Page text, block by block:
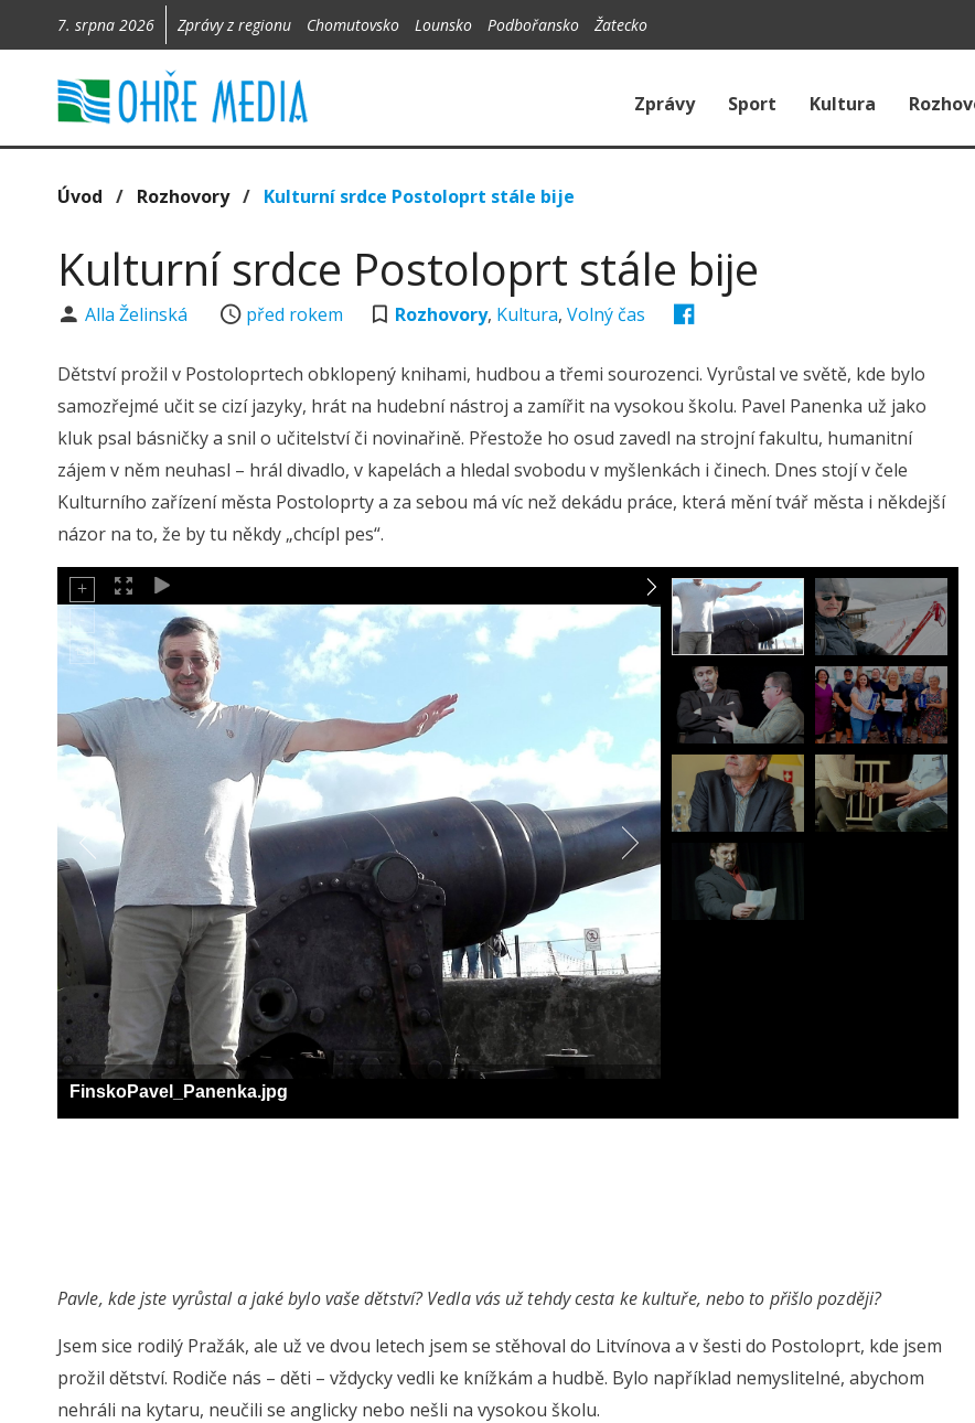
7. srpna 2026 Zprávy z regionu Chomutovsko Lounsko Podbořansko Žatecko
Zprávy Sport Kultura
Úvod / Rozhovory/ Kulturní srdce Postoloprt stále bije
Kulturní srdce Postoloprt stále bije
Alla Želinská před rokem Rozhovory, Kultura,Volný čas
Dětství prožil v Postoloprtech obklopený knihami, hudbou a třemi sourozenci. Vyrůstal ve světě, kde bylo
samozřejmé učit se cizí jazyky, hrát na hudební nástroj a zamířit na vysokou školu. Pavel Panenka už jako
kluk psal básničky a snil o učitelství či novinařině. Přestože ho osud zavedl na strojní fakultu, humanitní
zájem v něm neuhasl – hrál divadlo, v kapelách a hledal svobodu v myšlenkách i činech. Dnes stojí v čele
Kulturního zařízení města Postoloprty a za sebou má víc než dekádu práce, která mění tvář města i někdejší
názor na to, že by tu někdy „chcípl pes“.
FinskoPavel_Panenka.jpg
Pavle, kde jste vyrůstal a jaké bylo vaše dětství? Vedla vás už tehdy cesta ke kultuře, nebo to přišlo později?
Jsem sice rodilý Pražák, ale už ve dvou letech jsem se stěhoval do Litvínova a v šesti do Postoloprt, kde jsem
prožil dětství. Rodiče nás – děti – vždycky vedli ke knížkám a hudbě. Bylo například nemyslitelné, abychom
nehráli na kytaru, neučili se anglicky nebo nešli na vysokou školu.